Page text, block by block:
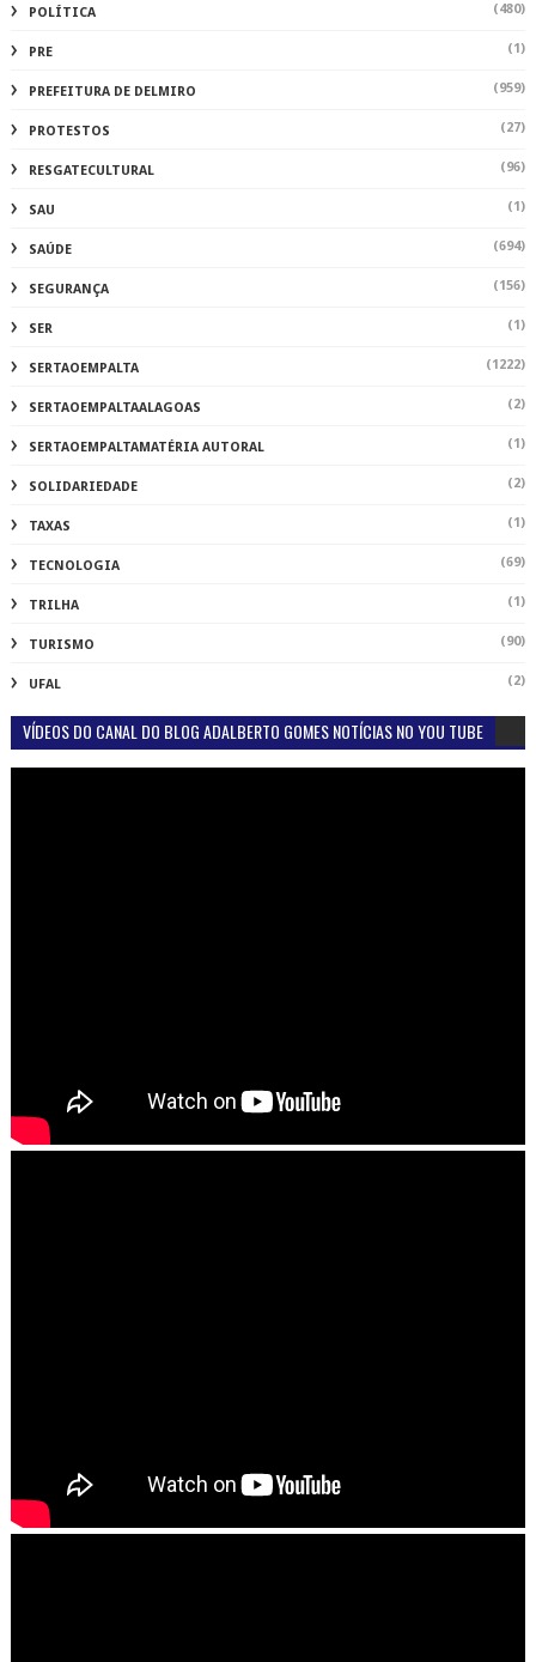
POLÍTICA (480)
PRE (1)
PREFEITURA DE DELMIRO (959)
PROTESTOS (27)
RESGATECULTURAL (96)
SAU (1)
SAÚDE (694)
SEGURANÇA (156)
SER (1)
SERTAOEMPALTA (1222)
SERTAOEMPALTAALAGOAS (2)
SERTAOEMPALTAMATÉRIA AUTORAL (1)
SOLIDARIEDADE (2)
TAXAS (1)
TECNOLOGIA (69)
TRILHA (1)
TURISMO (90)
UFAL (2)
VÍDEOS DO CANAL DO BLOG ADALBERTO GOMES NOTÍCIAS NO YOU TUBE